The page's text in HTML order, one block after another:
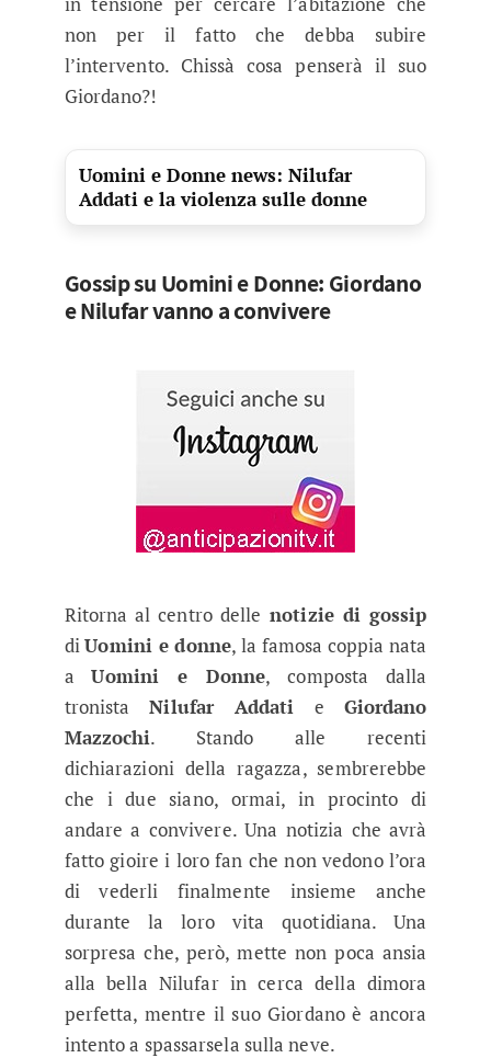
non per il fatto che debba subire
l’intervento. Chissà cosa penserà il suo
Giordano?!
Uomini e Donne news: Nilufar
Addati e la violenza sulle donne
Gossip su Uomini e Donne: Giordano
e Nilufar vanno a convivere
Ritorna al centro delle notizie di gossip
diUomini e donne, la famosa coppia nata
aUomini e Donne, composta dalla
tronistaNilufar Addati e Giordano
Mazzochi. Stando alle recenti
dichiarazioni della ragazza, sembrerebbe
che i due siano, ormai, in procinto di
andare a convivere. Una notizia che avrà
fatto gioire i loro fan che non vedono l’ora
di vederli finalmente insieme anche
durante la loro vita quotidiana. Una
sorpresa che, però, mette non poca ansia
alla bella Nilufar in cerca della dimora
perfetta, mentre il suo Giordano è ancora
intento a spassarsela sulla neve.